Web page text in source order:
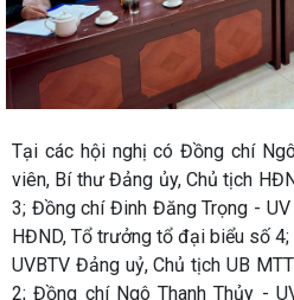
Tại các hội nghị có Đồng chí
viên, Bí thư Đảng ủy, Chủ tịch
3; Đồng chí Đinh Đăng Trọng -
HĐND, Tổ trưởng tổ đại biểu số
UVBTV Đảng uỷ, Chủ tịch UB
2; Đồng chí Ngô Thanh Thủy -